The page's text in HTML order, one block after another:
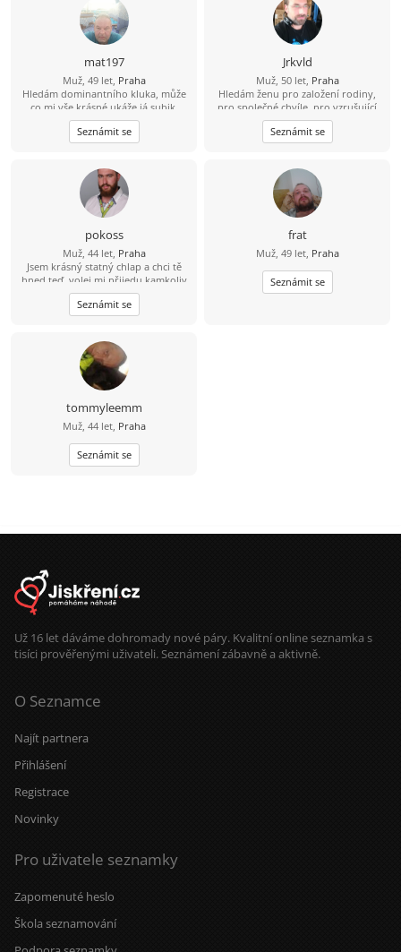
mat197
Muž, 49 let, Praha
Hledám dominantního kluka, může
co mi vše krásné ukáže,já subik.
Seznámit se
Jrkvld
Muž, 50 let, Praha
Hledám ženu pro založení rodiny,
pro společné chvíle, pro vzrušující
zážitky, parťačku, milenku a
kamarádku v jednom.
Seznámit se
pokoss
Muž, 44 let, Praha
Jsem krásný statný chlap a chci tě
hned teď, volej mi přijedu kamkoliv
608 365 365 Honzík.
Seznámit se
frat
Muž, 49 let, Praha
Seznámit se
tommyleemm
Muž, 44 let, Praha
Seznámit se
Už 16 let dáváme dohromady nové páry. Kvalitní online seznamka s
tisíci prověřenými uživateli. Seznámení zábavně a aktivně.
O Seznamce
Najít partnera
Přihlášení
Registrace
Novinky
Pro uživatele seznamky
Zapomenuté heslo
Škola seznamování